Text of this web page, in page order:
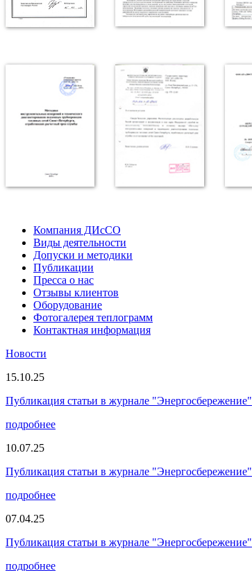
Компания ДИсСО
Виды деятельности
Допуски и методики
Публикации
Пресса о нас
Отзывы клиентов
Оборудование
Фотогалерея теплограмм
Контактная информация
Новости
15.10.25
Публикация статьи в журнале "Энергосбережение"
подробнее
10.07.25
Публикация статьи в журнале "Энергосбережение"
подробнее
07.04.25
Публикация статьи в журнале "Энергосбережение"
подробнее